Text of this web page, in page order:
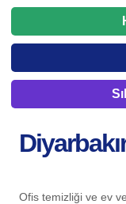
Ofis temizliği ve ev